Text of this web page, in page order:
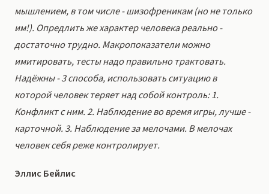
мышлением, в том числе - шизофреникам (но не только
им!). Опредлить же характер человека реально -
достаточно трудно. Макропоказатели можно
имитировать, тесты надо правильно трактовать.
Надёжны - 3 способа, использовать ситуацию в
которой человек теряет над собой контроль: 1.
Конфликт с ним. 2. Наблюдение во время игры, лучше -
карточной. 3. Наблюдение за мелочами. В мелочах
человек себя реже контролирует.
Эллис Бейлис